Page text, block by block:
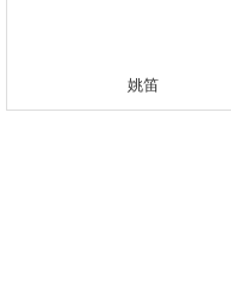
姚笛